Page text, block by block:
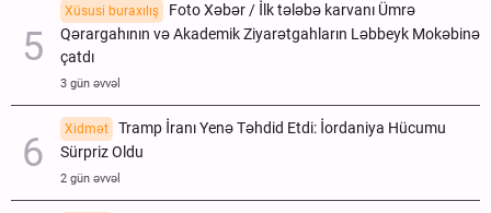
Xüsusi buraxılış
Foto Xəbər / İlk tələbə karvanı Ümrə
Qərargahının və Akademik Ziyarətgahların Ləbbeyk Mokəbinə
çatdı
3 gün əvvəl
Xidmət
Tramp İranı Yenə Təhdid Etdi: İordaniya Hücumu
Sürpriz Oldu
2 gün əvvəl